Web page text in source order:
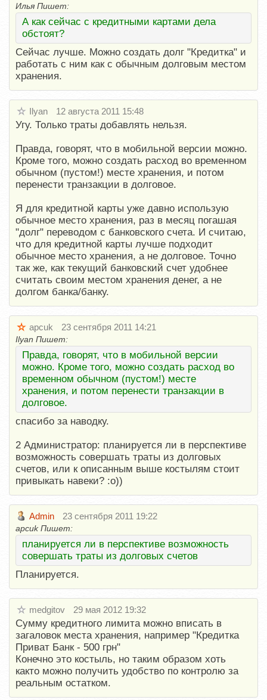
Илья Пишет:
А как сейчас с кредитными картами дела
обстоят?
Сейчас лучше. Можно создать долг "Кредитка" и
работать с ним как с обычным долговым местом
хранения.
Ilyan 12 августа 2011 15:48
Угу. Только траты добавлять нельзя.
Правда, говорят, что в мобильной версии можно.
Кроме того, можно создать расход во временном
обычном (пустом!) месте хранения, и потом
перенести транзакции в долговое.
Я для кредитной карты уже давно использую
обычное место хранения, раз в месяц погашая
"долг" переводом с банковского счета. И считаю,
что для кредитной карты лучше подходит
обычное место хранения, а не долговое. Точно
так же, как текущий банковский счет удобнее
считать своим местом хранения денег, а не
долгом банка/банку.
apcuk 23 сентября 2011 14:21
Ilyan Пишет:
Правда, говорят, что в мобильной версии
можно. Кроме того, можно создать расход во
временном обычном (пустом!) месте
хранения, и потом перенести транзакции в
долговое.
спасибо за наводку.
2 Администратор: планируется ли в перспективе
возможность совершать траты из долговых
счетов, или к описанным выше костылям стоит
привыкать навеки? :о))
Admin 23 сентября 2011 19:22
apcuk Пишет:
планируется ли в перспективе возможность
совершать траты из долговых счетов
Планируется.
medgitov 29 мая 2012 19:32
Сумму кредитного лимита можно вписать в
загаловок места хранения, например "Кредитка
Приват Банк - 500 грн"
Конечно это костыль, но таким образом хоть
както можно получить удобство по контролю за
реальным остатком.